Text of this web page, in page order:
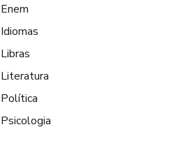
Enem
Idiomas
Libras
Literatura
Política
Psicologia